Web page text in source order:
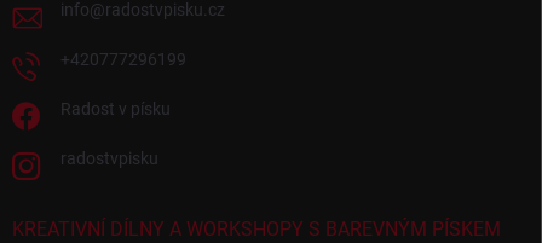
info@radostvpisku.cz
+420777296199
Radost v písku
radostvpisku
KREATIVNÍ DÍLNY A WORKSHOPY S BAREVNÝM PÍSKEM